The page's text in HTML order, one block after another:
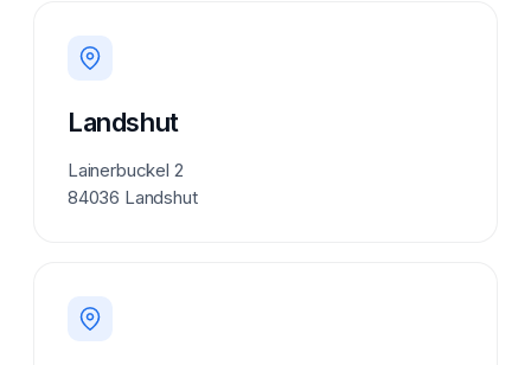
Landshut
Lainerbuckel 2
84036 Landshut